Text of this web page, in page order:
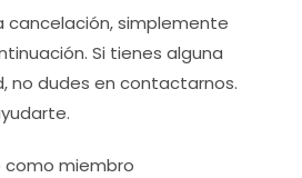
cancelación, simplemente
Si tienes alguna
no dudes en contactarnos.
miembro